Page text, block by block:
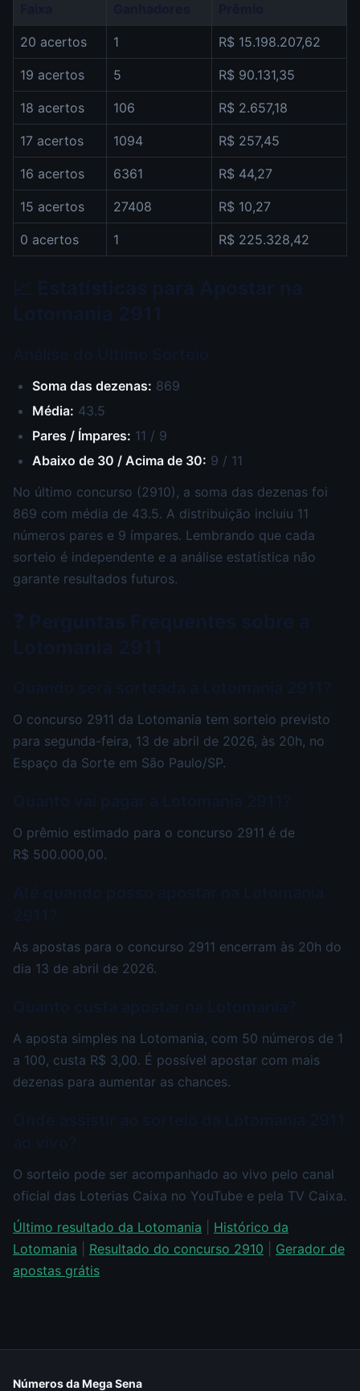
20 acertos 1 R$ 15.198.207,62
19 acertos 5 R$ 90.131,35
18 acertos 106 R$ 2.657,18
17 acertos 1094 R$ 257,45
16 acertos 6361 R$ 44,27
15 acertos 27408 R$ 10,27
0 acertos 1 R$ 225.328,42
Soma das dezenas: 869
Média: 43.5
Pares / Ímpares: 11 / 9
Abaixo de 30 / Acima de 30: 9 / 11
No último concurso (2910), a soma das dezenas foi
869 com média de 43.5. A distribuição incluiu 11
números pares e 9 ímpares. Lembrando que cada
sorteio é independente e a análise estatística não
garante resultados futuros.
O concurso 2911 da Lotomania tem sorteio previsto
para segunda-feira, 13 de abril de 2026, às 20h, no
Espaço da Sorte em São Paulo/SP.
O prêmio estimado para o concurso 2911 é de
R$ 500.000,00.
As apostas para o concurso 2911 encerram às 20h do
dia 13 de abril de 2026.
A aposta simples na Lotomania, com 50 números de 1
a 100, custa R$ 3,00. É possível apostar com mais
dezenas para aumentar as chances.
O sorteio pode ser acompanhado ao vivo pelo canal
oficial das Loterias Caixa no YouTube e pela TV Caixa.
Último resultado da Lotomania
Histórico da
Lotomania
Resultado do concurso 2910
Gerador de
apostas grátis
Números da Mega Sena